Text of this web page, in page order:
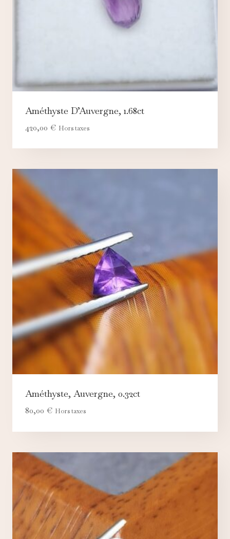
Améthyste D’Auvergne, 1.68ct
420,00 € Hors taxes
Améthyste, Auvergne, 0.32ct
80,00 € Hors taxes